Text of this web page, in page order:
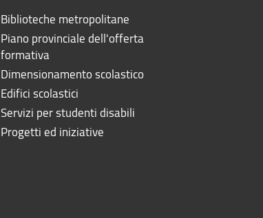
Biblioteche metropolitane
Piano provinciale dell'offerta
formativa
Dimensionamento scolastico
Edifici scolastici
Servizi per studenti disabili
Progetti ed iniziative